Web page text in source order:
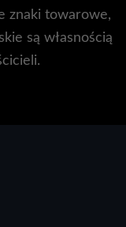
znaki towarowe,
są własnością